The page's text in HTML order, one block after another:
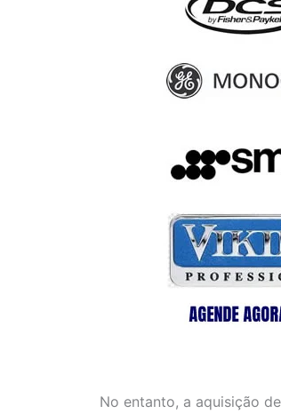
No entanto, a aquisição